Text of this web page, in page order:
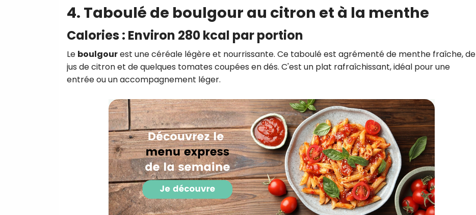
4. Taboulé de boulgour au citron et à la menthe
Calories : Environ 280 kcal par portion
Le boulgourest une céréale légère et nourrissante. Ce taboulé est agrémenté de menthe fraîche, de
jus de citron et de quelques tomates coupées en dés. C'est un plat rafraîchissant, idéal pour une
entrée ou un accompagnement léger.